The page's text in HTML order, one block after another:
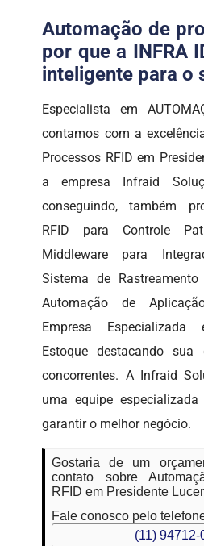
Automação de
por que a INFRA
inteligente para o
Especialista em
contamos com a
Processos RFID em
a empresa Infraid
conseguindo, também
RFID para Controle
Middleware para
Sistema de
Automação de
Empresa
Estoque destacando
concorrentes. A Infraid
uma equipe
garantir o melhor negócio.
Gostaria de um
contato sobre
RFID em Presidente
Fale conosco pelo
(11) 94712-